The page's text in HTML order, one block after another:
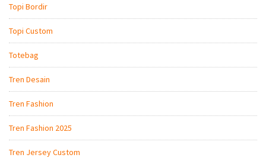
Topi Bordir
Topi Custom
Totebag
Tren Desain
Tren Fashion
Tren Fashion 2025
Tren Jersey Custom